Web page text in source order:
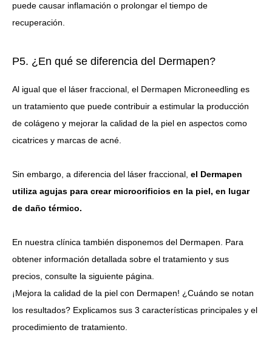
puede causar inflamación o prolongar el tiempo de
recuperación.
P5. ¿En qué se diferencia del Dermapen?
Al igual que el láser fraccional, el Dermapen Microneedling es
un tratamiento que puede contribuir a estimular la producción
de colágeno y mejorar la calidad de la piel en aspectos como
cicatrices y marcas de acné.
Sin embargo, a diferencia del láser fraccional, el Dermapen
utiliza agujas para crear microorificios en la piel, en lugar
de daño térmico.
En nuestra clínica también disponemos del Dermapen. Para
obtener información detallada sobre el tratamiento y sus
precios, consulte la siguiente página.
¡Mejora la calidad de la piel con Dermapen! ¿Cuándo se notan
los resultados? Explicamos sus 3 características principales y el
procedimiento de tratamiento.